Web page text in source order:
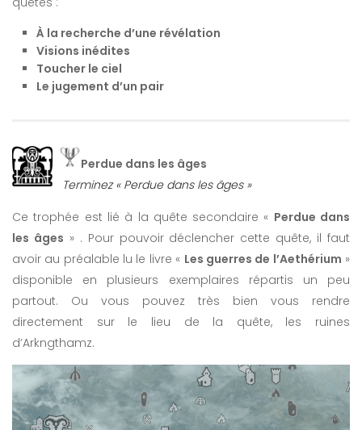
À la recherche d’une révélation
Visions inédites
Toucher le ciel
Le jugement d’un pair
Perdue dans les âges
Terminez « Perdue dans les âges »
Ce trophée est lié à la quête secondaire « Perdue dans
les âges » . Pour pouvoir déclencher cette quête, il faut
avoir au préalable lu le livre « Les guerres de l’Aethérium »
disponible en plusieurs exemplaires répartis un peu
partout. Ou vous pouvez très bien vous rendre
directement sur le lieu de la quête, les ruines
d’Arkngthamz.